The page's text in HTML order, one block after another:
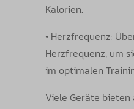
Kalorien.
• Herzfrequenz:
Herzfrequenz, um
im optimalen
Viele Geräte bieten